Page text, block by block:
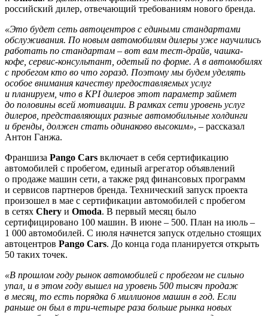
российский дилер, отвечающий требованиям нового бренда.
«Это будет сеть автоцентров с едиными стандартами
обслуживания. По новым автомобилям дилеры уже научились
работать по стандартам – вот вам тест-драйв, чашка-
кофе, сервис-консультант, одетый по форме. А в автомобилях
с про­бегом кто во что горазд. Поэтому мы будем уделять
особое внимания качеству предоставляемых услуг
и планируем, что в KPI дилеров этот параметр займет
до половины всей мотивации. В рамках сети уровень услуг
дилеров, представляющих разные автомобильные холдинги
и брен­ды, должен стать одинаково высоким», – рассказал
Антон Ганжа.
Франшиза Pango Cars включает в себя сертификацию
автомобилей с пробегом, единый агрегатор объявлений
о продаже машин сети, а также ряд финансовых программ
и сервисов партнеров бренда. Технический запуск проекта
произошел в мае с сертификации автомобилей с пробегом
в сетях Chery и Omoda. В первый месяц было
сертифицировано 100 машин. В июне – 500. План на июль –
1 000 автомобилей. С июля начнется запуск отдельно стоящих
автоцентров Pango Cars. До конца года планируется открыть
50 таких точек.
«В прошлом году рынок автомобилей с пробегом не сильно
упал, и в этом году вышел на уровень 500 тысяч продаж
в месяц, то есть порядка 6 миллионов машин в год. Если
раньше он был в три-четыре раза больше рынка новых